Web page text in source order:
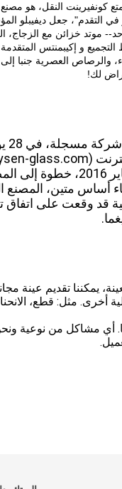
كونفيرينت النقل، هو
في التقدم"، جعل
موتد خزائن مع الزجاج،
و إكيبمنتس المتقدمة
والرصاص العصرية جنبا إلى
راض لك!
في يناير 2016،
يمكننا تقديم عينة
أخرى. مثل: قطع،
أي مشاكل من نوعية